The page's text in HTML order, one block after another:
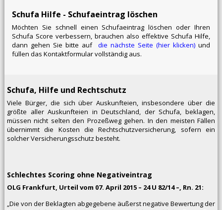
Schufa Hilfe - Schufaeintrag löschen
Möchten Sie schnell einen Schufaeintrag löschen oder Ihren
Schufa Score verbessern, brauchen also effektive Schufa Hilfe,
dann gehen Sie bitte auf die nächste Seite (hier klicken) und
füllen das Kontaktformular vollständig aus.
Schufa, Hilfe und Rechtschutz
Viele Bürger, die sich über Auskunfteien, insbesondere über die
größte aller Auskunfteien in Deutschland, der Schufa, beklagen,
müssen nicht selten den Prozeßweg gehen. In den meisten Fällen
übernimmt die Kosten die Rechtschutzversicherung, sofern ein
solcher Versicherungsschutz besteht.
Schlechtes Scoring ohne Negativeintrag
OLG Frankfurt, Urteil vom 07. April 2015 – 24 U 82/14 –, Rn. 21:
„Die von der Beklagten abgegebene äußerst negative Bewertung der